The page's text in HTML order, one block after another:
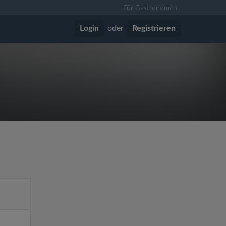
Für Gastronomen
Login oder Registrieren